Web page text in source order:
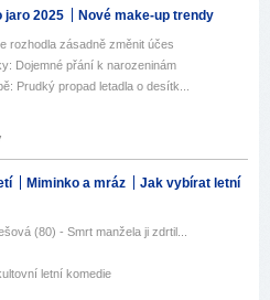
jaro 2025 Nové make-up trendy
rozhodla zásadně změnit účes
Dojemné přání k narozeninám
Prudký propad letadla o desítk...
Miminko a mráz
Jak vybírat letní
(80) - Smrt manžela ji zdrtil...
letní komedie